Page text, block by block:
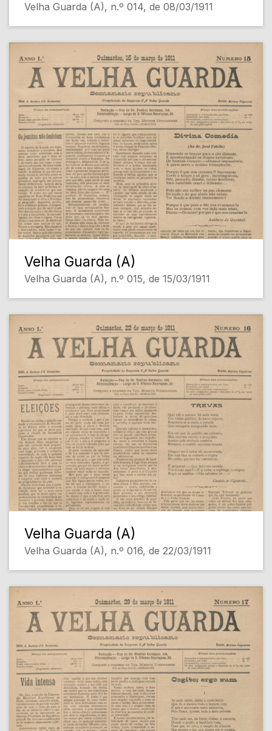
Velha Guarda (A), n.º 014, de 08/03/1911
Velha Guarda (A)
Velha Guarda (A), n.º 015, de 15/03/1911
Velha Guarda (A)
Velha Guarda (A), n.º 016, de 22/03/1911